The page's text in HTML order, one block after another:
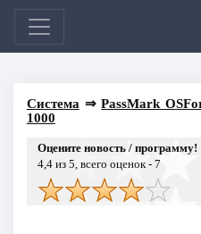
Система ⇒PassMark
1000
Оцените новость / программу!
4,4из 5, всего оценок - 7